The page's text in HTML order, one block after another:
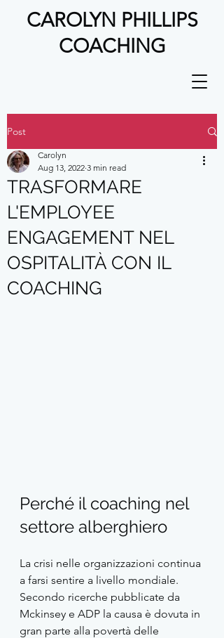
CAROLYN PHILLIPS
COACHING
Post
TRASFORMARE
L'EMPLOYEE
ENGAGEMENT NEL
OSPITALITÀ CON IL
COACHING
Carolyn
Aug 13, 2022 3 min read
Perché il coaching nel
settore alberghiero
La crisi nelle organizzazioni continua
a farsi sentire a livello mondiale.
Secondo ricerche pubblicate da
Mckinsey e ADP la causa è dovuta in
gran parte alla povertà delle